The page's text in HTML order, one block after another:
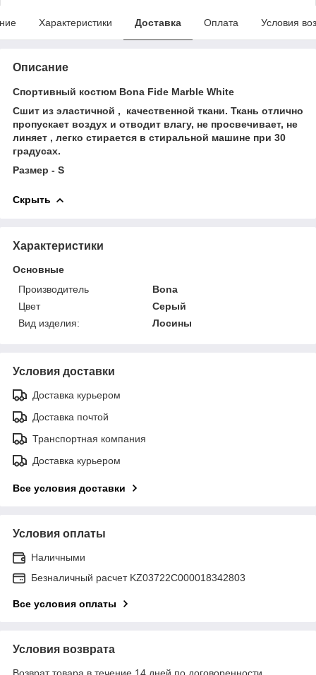
Характеристики Доставка Оплата Условия
Описание
Спортивный костюм Bona Fide Marble White
Cшит из эластичной , качественной ткани. Ткань отлично
пропускает воздух и отводит влагу, не просвечивает, не
линяет , легко стирается в стиральной машине при 30
градусах.
Размер - S
Скрыть
Характеристики
Основные
Производитель
Bona
Цвет
Серый
Вид изделия:
Лосины
Условия доставки
Доставка курьером
Доставка почтой
Транспортная компания
Доставка курьером
Все условия доставки
Условия оплаты
Наличными
Безналичный расчет KZ03722C000018342803
Все условия оплаты
Условия возврата
Возврат товара в течение 14 дней по договоренности